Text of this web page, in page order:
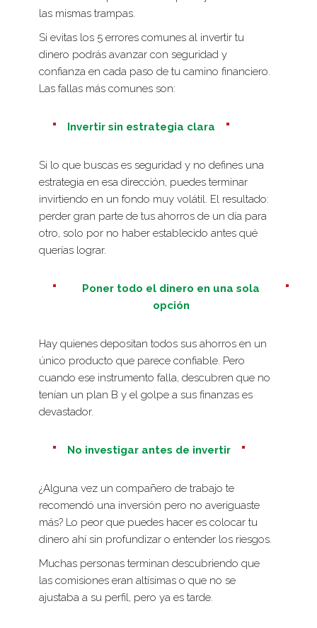
las mismas trampas.
Si evitas los 5 errores comunes al invertir tu
dinero podrás avanzar con seguridad y
confianza en cada paso de tu camino financiero.
Las fallas más comunes son:
Invertir sin estrategia clara
Si lo que buscas es seguridad y no defines una
estrategia en esa dirección, puedes terminar
invirtiendo en un fondo muy volátil. El resultado:
perder gran parte de tus ahorros de un día para
otro, solo por no haber establecido antes qué
querías lograr.
Poner todo el dinero en una sola
opción
Hay quienes depositan todos sus ahorros en un
único producto que parece confiable. Pero
cuando ese instrumento falla, descubren que no
tenían un plan B y el golpe a sus finanzas es
devastador.
No investigar antes de invertir
¿Alguna vez un compañero de trabajo te
recomendó una inversión pero no averiguaste
más? Lo peor que puedes hacer es colocar tu
dinero ahí sin profundizar o entender los riesgos.
Muchas personas terminan descubriendo que
las comisiones eran altísimas o que no se
ajustaba a su perfil, pero ya es tarde.